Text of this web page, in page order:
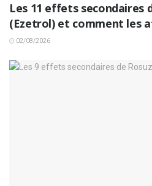
Les 11 effets secondaires
(Ezetrol) et comment les
02/08/2026